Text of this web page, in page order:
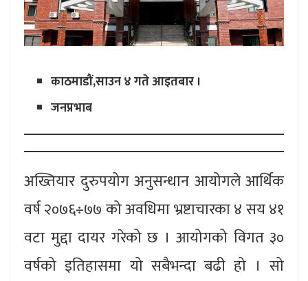
काठमाडौं,साउन ४ गते आइतबार ।
जनप्रभाब
अख्तियार दुरुपयोग अनुसन्धान आयोगले आर्थिक
वर्ष २०७६÷७७ को अवधिमा भ्रष्टाचारका ४ सय ४१
वटा मुद्दा दायर गरेको छ । आयोगको विगत ३०
वर्षको इतिहासमा यो सबैभन्दा बढी हो । सो